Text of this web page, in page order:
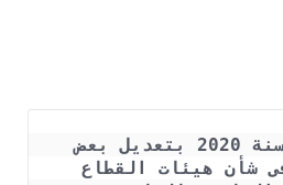
قانون رقم 4 لسنة 2020 بتعديل بعض